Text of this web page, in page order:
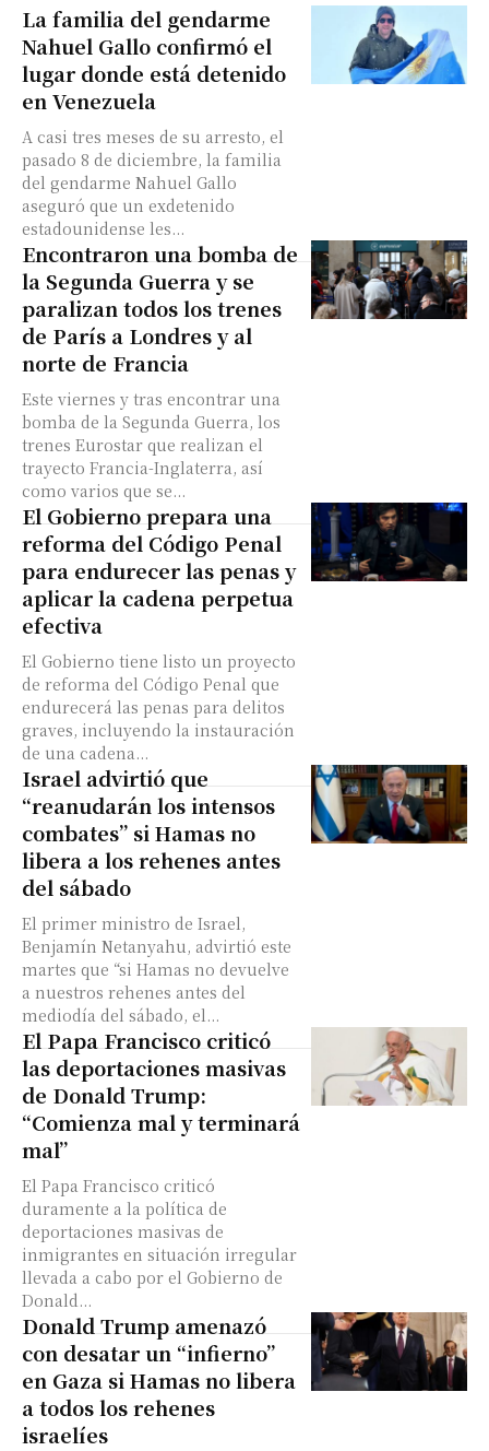
La familia del gendarme
Nahuel Gallo confirmó el
lugar donde está detenido
en Venezuela
A casi tres meses de su arresto, el
pasado 8 de diciembre, la familia
del gendarme Nahuel Gallo
aseguró que un exdetenido
estadounidense les...
Encontraron una bomba de
la Segunda Guerra y se
paralizan todos los trenes
de París a Londres y al
norte de Francia
Este viernes y tras encontrar una
bomba de la Segunda Guerra, los
trenes Eurostar que realizan el
trayecto Francia-Inglaterra, así
como varios que se...
El Gobierno prepara una
reforma del Código Penal
para endurecer las penas y
aplicar la cadena perpetua
efectiva
El Gobierno tiene listo un proyecto
de reforma del Código Penal que
endurecerá las penas para delitos
graves, incluyendo la instauración
de una cadena...
Israel advirtió que
“reanudarán los intensos
combates” si Hamas no
libera a los rehenes antes
del sábado
El primer ministro de Israel,
Benjamín Netanyahu, advirtió este
martes que “si Hamas no devuelve
a nuestros rehenes antes del
mediodía del sábado, el...
El Papa Francisco criticó
las deportaciones masivas
de Donald Trump:
“Comienza mal y terminará
mal”
El Papa Francisco criticó
duramente a la política de
deportaciones masivas de
inmigrantes en situación irregular
llevada a cabo por el Gobierno de
Donald...
Donald Trump amenazó
con desatar un “infierno”
en Gaza si Hamas no libera
a todos los rehenes
israelíes